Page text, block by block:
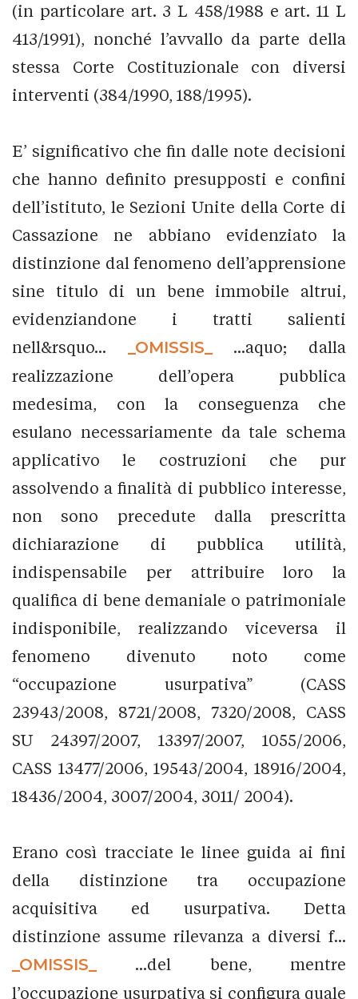
(in particolare art. 3 L 458/1988 e art. 11 L
413/1991), nonché l’avvallo da parte della
stessa Corte Costituzionale con diversi
interventi (384/1990, 188/1995).
E’ significativo che fin dalle note decisioni
che hanno definito presupposti e confini
dell’istituto, le Sezioni Unite della Corte di
Cassazione ne abbiano evidenziato la
distinzione dal fenomeno dell’apprensione
sine titulo di un bene immobile altrui,
evidenziandone i tratti salienti
nell&rsquo...
_OMISSIS_
...aquo; dalla
realizzazione dell’opera pubblica
medesima, con la conseguenza che
esulano necessariamente da tale schema
applicativo le costruzioni che pur
assolvendo a finalità di pubblico interesse,
non sono precedute dalla prescritta
dichiarazione di pubblica utilità,
indispensabile per attribuire loro la
qualifica di bene demaniale o patrimoniale
indisponibile, realizzando viceversa il
fenomeno divenuto noto come
“occupazione usurpativa” (CASS
23943/2008, 8721/2008, 7320/2008, CASS
SU 24397/2007, 13397/2007, 1055/2006,
CASS 13477/2006, 19543/2004, 18916/2004,
18436/2004, 3007/2004, 3011/ 2004).
Erano così tracciate le linee guida ai fini
della distinzione tra occupazione
acquisitiva ed usurpativa. Detta
distinzione assume rilevanza a diversi f...
_OMISSIS_
...del bene, mentre
l’occupazione usurpativa si configura quale